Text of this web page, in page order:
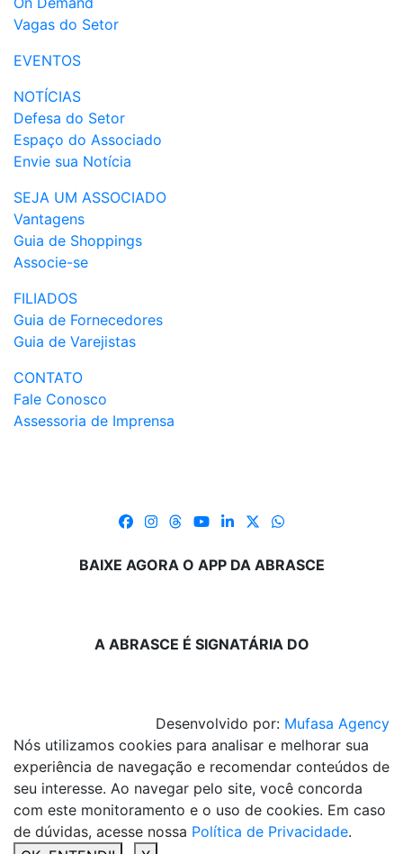
Vagas do Setor
EVENTOS
NOTÍCIAS
Defesa do Setor
Espaço do Associado
Envie sua Notícia
SEJA UM ASSOCIADO
Vantagens
Guia de Shoppings
Associe-se
FILIADOS
Guia de Fornecedores
Guia de Varejistas
CONTATO
Fale Conosco
Assessoria de Imprensa
BAIXE AGORA O APP DA ABRASCE
A ABRASCE É SIGNATÁRIA DO
Desenvolvido por: Mufasa Agency
Nós utilizamos cookies para analisar e melhorar sua
experiência de navegação e recomendar conteúdos de
seu interesse. Ao navegar pelo site, você concorda
com este monitoramento e o uso de cookies. Em caso
de dúvidas, acesse nossa Política de Privacidade.